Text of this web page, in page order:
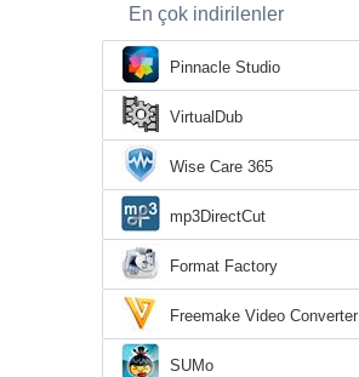
En çok indirilenler
Pinnacle Studio
VirtualDub
Wise Care 365
mp3DirectCut
Format Factory
Freemake Video Converter
SUMo